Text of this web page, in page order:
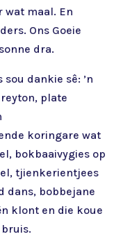
wat maal. En
Ons Goeie
dra.
dankie sê: ’n
plate
koringare wat
bokbaaivygies op
tjienkerientjees
dans, bobbejane
klont en die koue